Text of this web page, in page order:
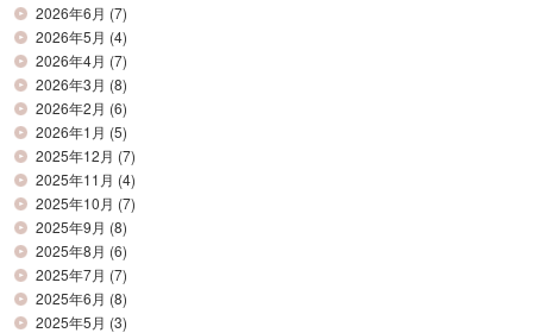
2026年6月 (7)
2026年5月 (4)
2026年4月 (7)
2026年3月 (8)
2026年2月 (6)
2026年1月 (5)
2025年12月 (7)
2025年11月 (4)
2025年10月 (7)
2025年9月 (8)
2025年8月 (6)
2025年7月 (7)
2025年6月 (8)
2025年5月 (3)